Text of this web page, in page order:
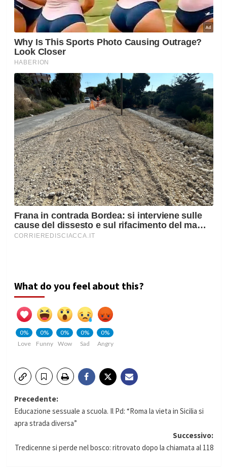
What do you feel about this?
0%
Love
0%
Funny
0%
Wow
0%
Sad
0%
Angry
Navigazione
articolo
Precedente:
Educazione sessuale a scuola. Il Pd: “Roma la vieta in Sicilia si
apra strada diversa”
Successivo:
Tredicenne si perde nel bosco: ritrovato dopo la chiamata al 118